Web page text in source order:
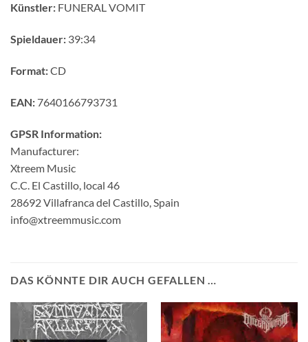
Künstler: FUNERAL VOMIT
Spieldauer: 39:34
Format:CD
EAN: 7640166793731
GPSR Information:
Manufacturer:
Xtreem Music
C.C. El Castillo, local 46
28692 Villafranca del Castillo, Spain
info@xtreemmusic.com
DAS KÖNNTE DIR AUCH GEFALLEN …